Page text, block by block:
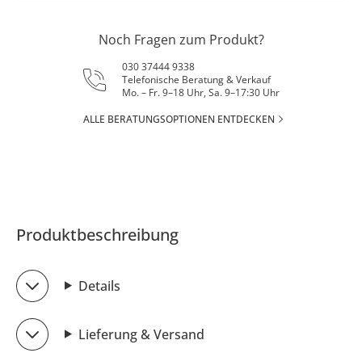
Noch Fragen zum Produkt?
030 37444 9338
Telefonische Beratung & Verkauf
Mo. – Fr. 9–18 Uhr, Sa. 9–17:30 Uhr
ALLE BERATUNGSOPTIONEN ENTDECKEN
Produktbeschreibung
Details
Lieferung & Versand